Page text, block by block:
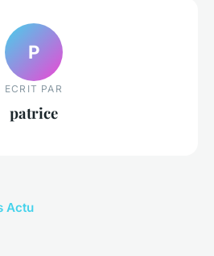
P
ECRIT PAR
patrice
Actu